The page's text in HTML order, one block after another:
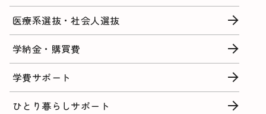
医療系選抜・社会人選抜
学納金・購買費
学費サポート
ひとり暮らしサポート